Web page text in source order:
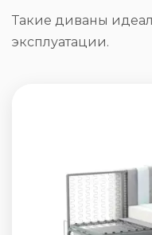
Такие диваны
эксплуатации.